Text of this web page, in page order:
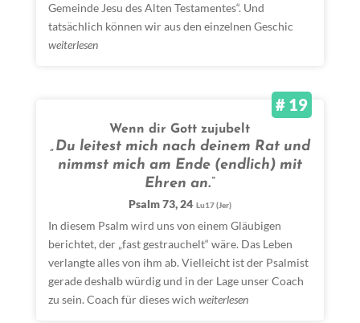
Gemeinde Jesu des Alten Testamentes“. Und
tatsächlich können wir aus den einzelnen Geschic
weiterlesen
# 19
Wenn dir Gott zujubelt
„Du leitest mich nach deinem Rat und
nimmst mich am Ende (endlich) mit
Ehren an.“
Psalm 73, 24 Lu17 (Jer)
In diesem Psalm wird uns von einem Gläubigen
berichtet, der „fast gestrauchelt“ wäre. Das Leben
verlangte alles von ihm ab. Vielleicht ist der Psalmist
gerade deshalb würdig und in der Lage unser Coach
zu sein. Coach für dieses wich weiterlesen